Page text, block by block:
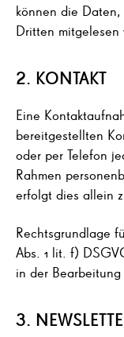
können die
Dritten mitgelesen
2. KONTAKT
Eine
bereitgestellten
oder per Telefon
Rahmen
erfolgt dies allein
Rechtsgrundlage
Abs. 1 lit. f)
in der Bearbeitung
3.